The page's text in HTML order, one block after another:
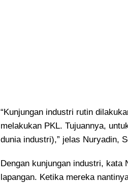
“Kunjungan industri rutin
melakukan PKL. Tujuannya,
dunia industri),” jelas Nuryadin,
Dengan kunjungan industri,
lapangan. Ketika mereka